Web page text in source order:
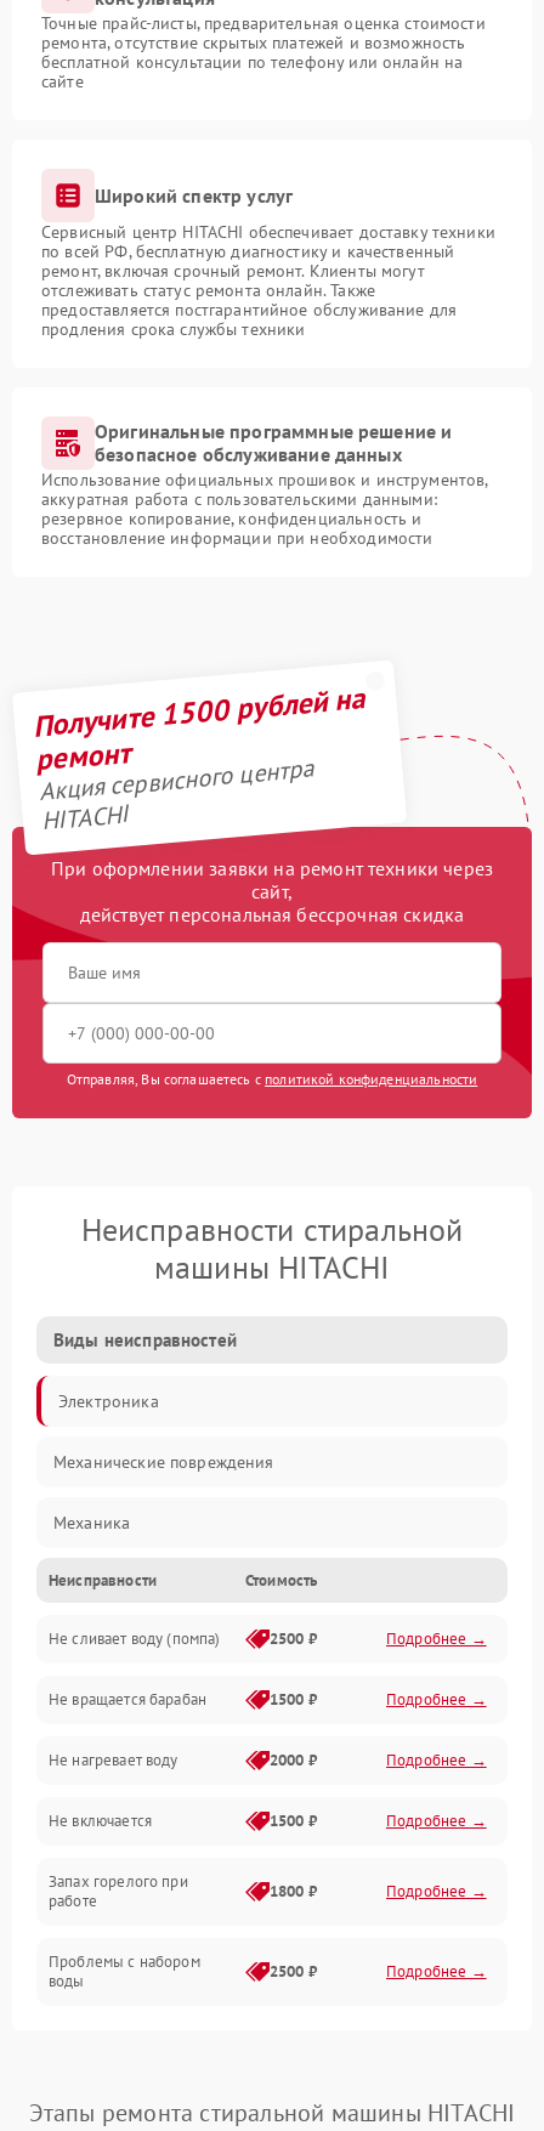
Точные прайс-листы, предварительная оценка стоимости
ремонта, отсутствие скрытых платежей и возможность
бесплатной консультации по телефону или онлайн на
сайте
Широкий спектр услуг
Сервисный центр HITACHI обеспечивает доставку техники
по всей РФ, бесплатную диагностику и качественный
ремонт, включая срочный ремонт. Клиенты могут
отслеживать статус ремонта онлайн. Также
предоставляется постгарантийное обслуживание для
продления срока службы техники
Оригинальные программные решение и
безопасное обслуживание данных
Использование официальных прошивок и инструментов,
аккуратная работа с пользовательскими данными:
резервное копирование, конфиденциальность и
восстановление информации при необходимости
Получите 1500 рублей на
ремонт
Акция сервисного центра
HITACHI
При оформлении заявки на ремонт техники через
сайт,
действует персональная бессрочная скидка
Отправляя, Вы соглашаетесь с политикой конфиденциальности
Неисправности стиральной
машины HITACHI
Виды неисправностей
Электроника
Механические повреждения
Механика
Электропитание
Водоснабжение
Слив
Программное обеспечение
Неисправности Стоимость
Не сливает воду (помпа) 2500 ₽ Подробнее →
Не вращается барабан 1500 ₽ Подробнее →
Не нагревает воду 2000 ₽ Подробнее →
Не включается 1500 ₽ Подробнее →
Запах горелого при
работе
1800 ₽ Подробнее →
Проблемы с набором
воды
2500 ₽ Подробнее →
2200 ₽ Подробнее →
Этапы ремонта стиральной машины HITACHI